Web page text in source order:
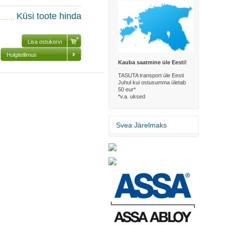
Küsi toote hinda
Hulgitellimus
Kauba saatmine üle Eesti!
TASUTA transport üle Eesti
Juhul kui ostusumma ületab
50 eur*
*v.a. uksed
Svea Järelmaks